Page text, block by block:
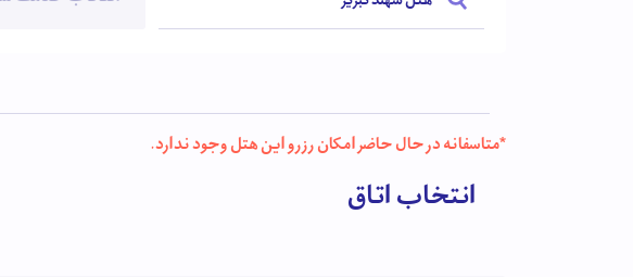
*متاسفانه در حال حاضر امکان رزرو این هتل وجود ندارد.
انتخاب اتاق